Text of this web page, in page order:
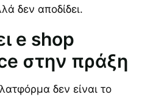
δεν αποδίδει.
e shop
στην πράξη
δεν είναι το